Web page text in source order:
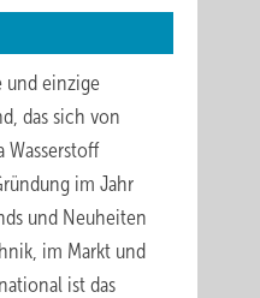
und einzige
das sich von
Wasserstoff
im Jahr
und Neuheiten
im Markt und
ist das